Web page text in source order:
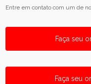
Entre em contato com um de
Faça seu
Faça seu